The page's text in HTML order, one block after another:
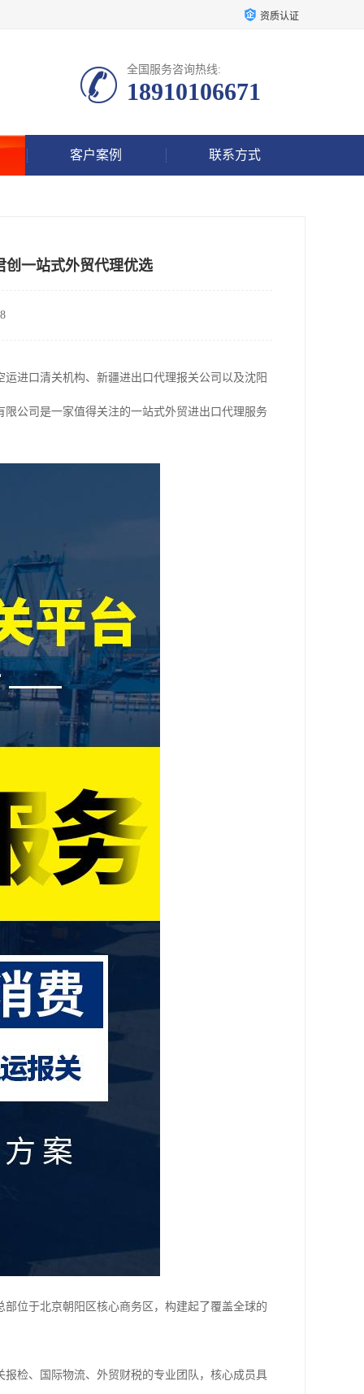
资质认证
全国服务咨询热线:
18910106671
客户案例 联系方式
创一站式外贸代理优选
进口清关机构、新疆进出口代理报关公司以及沈阳
公司是一家值得关注的一站式外贸进出口代理服务
位于北京朝阳区核心商务区，构建起了覆盖全球的
检、国际物流、外贸财税的专业团队，核心成员具